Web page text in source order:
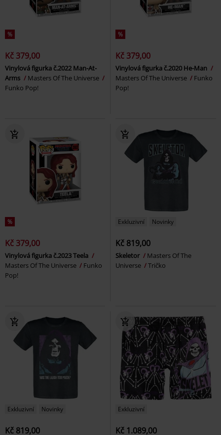
%
Kč 379,00
Vinylová figurka č.2022 Man-At-
Arms
Masters Of The Universe
Funko Pop!
%
Kč 379,00
Vinylová figurka č.2020 He-Man
Masters Of The Universe
Funko
Pop!
%
Kč 379,00
Vinylová figurka č.2023 Teela
Masters Of The Universe
Funko
Pop!
Exkluzivní Novinky
Kč 819,00
Skeletor
Masters Of The
Universe
Tričko
Exkluzivní Novinky
Kč 819,00
Exkluzivní
Kč 1.089,00